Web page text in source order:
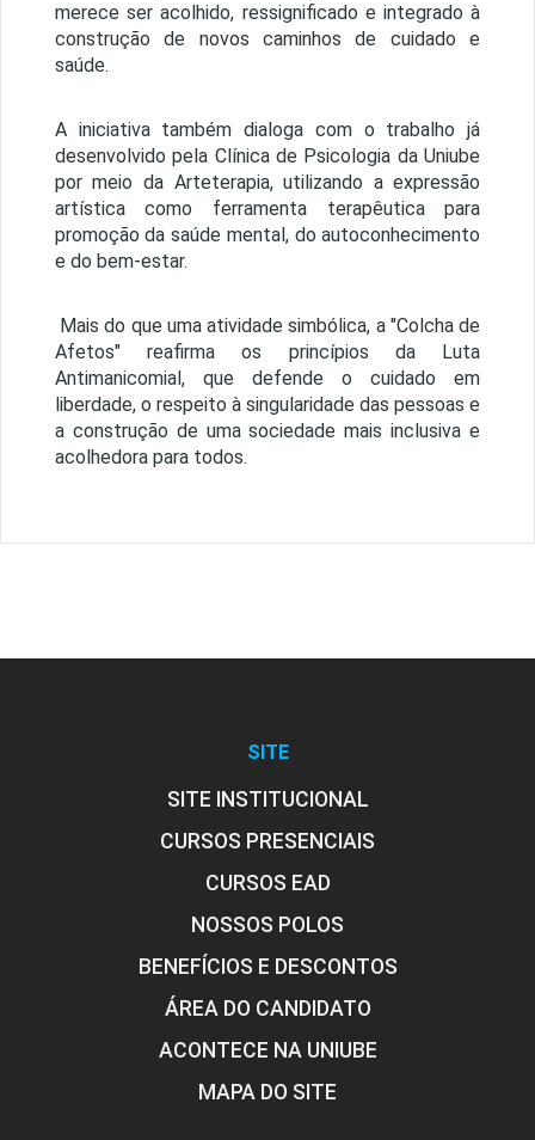
merece ser acolhido, ressignificado e integrado à
construção de novos caminhos de cuidado e
saúde.
A iniciativa também dialoga com o trabalho já
desenvolvido pela Clínica de Psicologia da Uniube
por meio da Arteterapia, utilizando a expressão
artística como ferramenta terapêutica para
promoção da saúde mental, do autoconhecimento
e do bem-estar.
Mais do que uma atividade simbólica, a "Colcha de
Afetos" reafirma os princípios da Luta
Antimanicomial, que defende o cuidado em
liberdade, o respeito à singularidade das pessoas e
a construção de uma sociedade mais inclusiva e
acolhedora para todos.
SITE
SITE INSTITUCIONAL
CURSOS PRESENCIAIS
CURSOS EAD
NOSSOS POLOS
BENEFÍCIOS E DESCONTOS
ÁREA DO CANDIDATO
ACONTECE NA UNIUBE
MAPA DO SITE